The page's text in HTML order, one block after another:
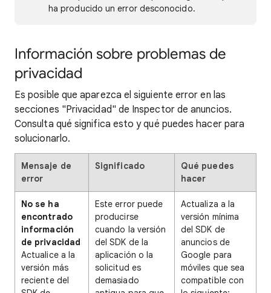
ha producido un error desconocido.
Información sobre problemas de
privacidad
Es posible que aparezca el siguiente error en las
secciones "Privacidad" de Inspector de anuncios.
Consulta qué significa esto y qué puedes hacer para
solucionarlo.
Mensaje de
error
Significado
Qué puedes
hacer
No se ha
encontrado
información
de privacidad
Actualice a la
versión más
reciente del
Este error puede
producirse
cuando la versión
del SDK de la
aplicación o la
solicitud es
demasiado
Actualiza a la
versión mínima
del SDK de
anuncios de
Google para
móviles que sea
compatible con